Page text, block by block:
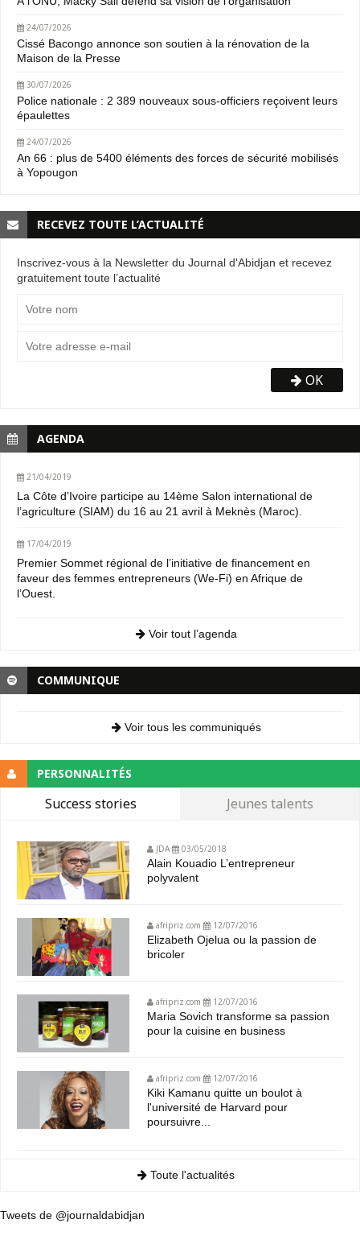
24/07/2026
Cissé Bacongo annonce son soutien à la rénovation de la
Maison de la Presse
30/07/2026
Police nationale : 2 389 nouveaux sous-officiers reçoivent leurs
épaulettes
24/07/2026
An 66 : plus de 5400 éléments des forces de sécurité mobilisés
à Yopougon
RECEVEZ TOUTE L’ACTUALITÉ
Inscrivez-vous à la Newsletter du Journal d'Abidjan et recevez
gratuitement toute l’actualité
OK
AGENDA
21/04/2019
La Côte d’Ivoire participe au 14ème Salon international de
l’agriculture (SIAM) du 16 au 21 avril à Meknès (Maroc).
17/04/2019
Premier Sommet régional de l’initiative de financement en
faveur des femmes entrepreneurs (We-Fi) en Afrique de
l’Ouest.
Voir tout l’agenda
COMMUNIQUE
Voir tous les communiqués
PERSONNALITÉS
Success stories Jeunes talents
JDA 03/05/2018
Alain Kouadio L’entrepreneur
polyvalent
afripriz.com 12/07/2016
Elizabeth Ojelua ou la passion de
bricoler
afripriz.com 12/07/2016
Maria Sovich transforme sa passion
pour la cuisine en business
afripriz.com 12/07/2016
Kiki Kamanu quitte un boulot à
l'université de Harvard pour
poursuivre...
Toute l'actualités
Tweets de @journaldabidjan